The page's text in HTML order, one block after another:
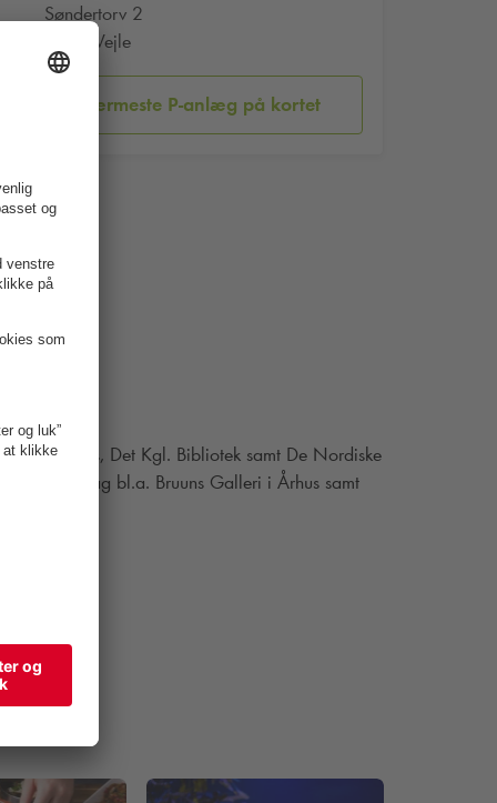
Søndertorv 2
7100 Vejle
Vis nærmeste P-anlæg på kortet
bag fx Aros, Det Kgl. Bibliotek samt De Nordiske
står bag bl.a. Bruuns Galleri i Århus samt